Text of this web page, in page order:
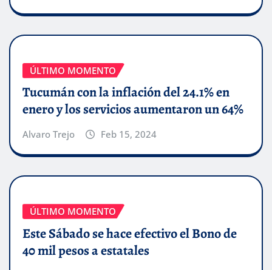
ÚLTIMO MOMENTO
Tucumán con la inflación del 24.1% en
enero y los servicios aumentaron un 64%
Alvaro Trejo Feb 15, 2024
ÚLTIMO MOMENTO
Este Sábado se hace efectivo el Bono de
40 mil pesos a estatales